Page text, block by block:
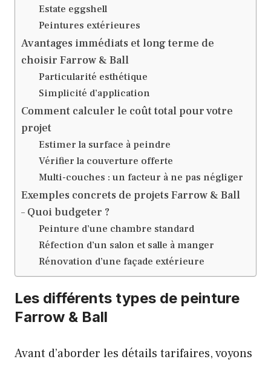
Estate eggshell
Peintures extérieures
Avantages immédiats et long terme de
choisir Farrow & Ball
Particularité esthétique
Simplicité d’application
Comment calculer le coût total pour votre
projet
Estimer la surface à peindre
Vérifier la couverture offerte
Multi-couches : un facteur à ne pas négliger
Exemples concrets de projets Farrow & Ball
– Quoi budgeter ?
Peinture d’une chambre standard
Réfection d’un salon et salle à manger
Rénovation d’une façade extérieure
Les différents types de peinture
Farrow & Ball
Avant d’aborder les détails tarifaires, voyons